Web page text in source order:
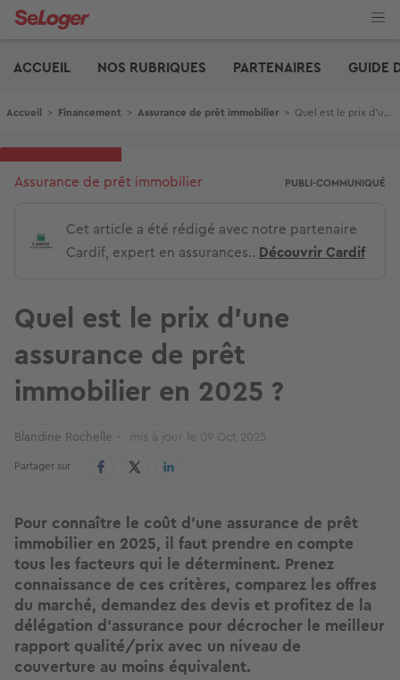
Aller
ACCUEIL
NOS RUBRIQUES PARTENAIRES GUIDE
Fil d'Ariane
Accueil > Financement > Assurance de prêt immobilier > Quel est le prix d’une assurance de prêt immobilier en 2025 ?
PUBLI-COMMUNIQUÉ
Assurance de prêt immobilier
Cet article a été rédigé avec notre partenaire
Cardif, expert en assurances.. Découvrir Cardif
Quel est le prix d’une
assurance de prêt
immobilier en 2025 ?
Blandine Rochelle mis à jour le 09 Oct 2025
Partager sur
Pour connaître le coût d’une assurance de prêt
immobilier en 2025, il faut prendre en compte
tous les facteurs qui le déterminent. Prenez
connaissance de ces critères, comparez les offres
du marché, demandez des devis et profitez de la
délégation d’assurance pour décrocher le meilleur
rapport qualité/prix avec un niveau de
couverture au moins équivalent.